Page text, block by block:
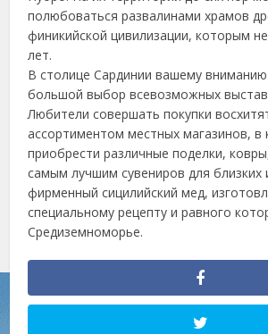
полюбоваться развалинами храмов
финикийской цивилизации, которым
лет.
В столице Сардинии вашему
большой выбор всевозможных
Любители совершать покупки
ассортиментом местных магазинов,
приобрести различные поделки,
самым лучшим сувениров для близких
фирменный сицилийский мед,
специальному рецепту и равного
Средиземноморье.